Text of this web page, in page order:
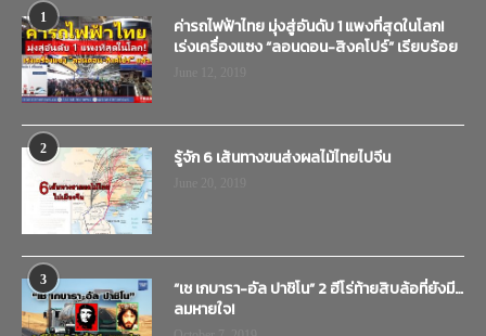
1
ค่ารถไฟฟ้าไทย มุ่งสู่อันดับ 1 แพงที่สุดในโลก!
เร่งเครื่องแซง “ลอนดอน-สิงคโปร์” เรียบร้อย
2 รู้จัก 6 เส้นทางขนส่งผลไม้ไทยไปจีน
3
“เช เกบารา-อัล ปาชิโน” 2 ฮีโร่ท้ายสิบล้อที่ยังมี…
ลมหายใจ!